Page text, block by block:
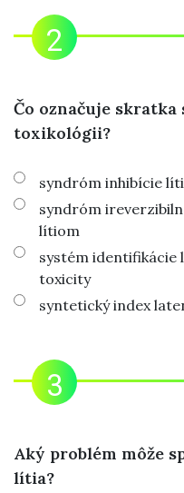
Čo označuje skratka
toxikológii?
syndróm inhibície
syndróm
lítiom
systém
toxicity
syntetický index
Aký problém môže
lítia?